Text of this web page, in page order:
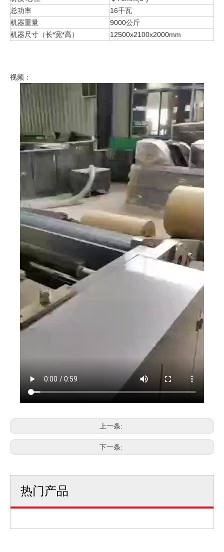
总功率
16千瓦
机器重量
9000公斤
机器尺寸（长*宽*高）
12500x2100x2000mm
视频：
上一条:
下一条:
热门产品